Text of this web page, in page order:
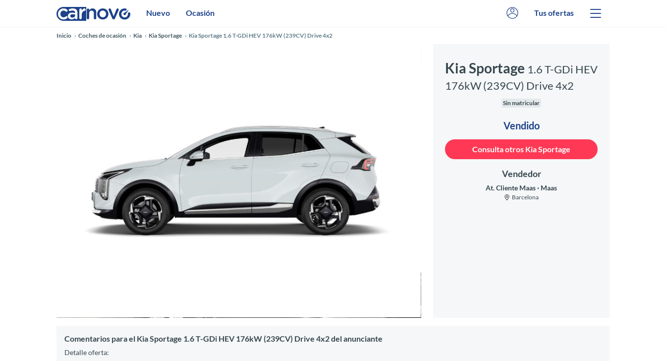
Nuevo Ocasión Tus ofertas
Inicio Coches de ocasión Kia Kia Sportage Kia Sportage 1.6 T-GDi HEV 176kW (239CV) Drive 4x2
Anterior
Kia Sportage 1.6 T-GDi HEV
176kW (239CV) Drive 4x2
Sin matricular
Vendido
Consulta otros Kia Sportage
Vendedor
At. Cliente Maas Maas
Barcelona
Comentarios para el Kia Sportage 1.6 T-GDi HEV 176kW (239CV) Drive 4x2 del anunciante
Detalle oferta: